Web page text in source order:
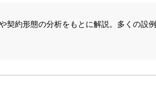
契約形態の分析をもとに解説。多くの設例